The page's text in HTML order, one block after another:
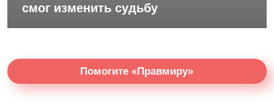
смог изменить судьбу
Помогите «Правмиру»